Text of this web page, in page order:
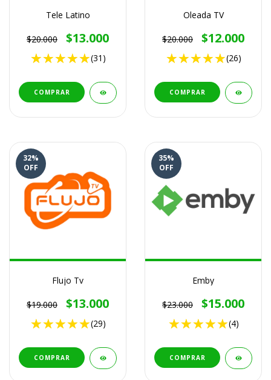
Tele Latino
$20.000 $13.000
(31)
COMPRAR
Oleada TV
$20.000 $12.000
(26)
COMPRAR
32%
OFF
Flujo Tv
$19.000 $13.000
(29)
COMPRAR
35%
OFF
Emby
$23.000 $15.000
(4)
COMPRAR